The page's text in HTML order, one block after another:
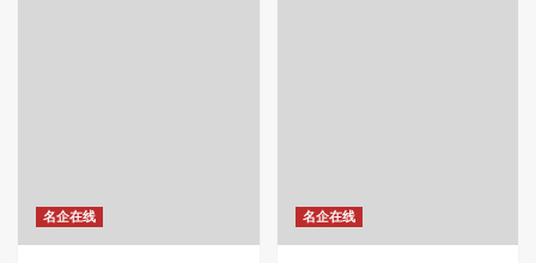
名企在线 名企在线